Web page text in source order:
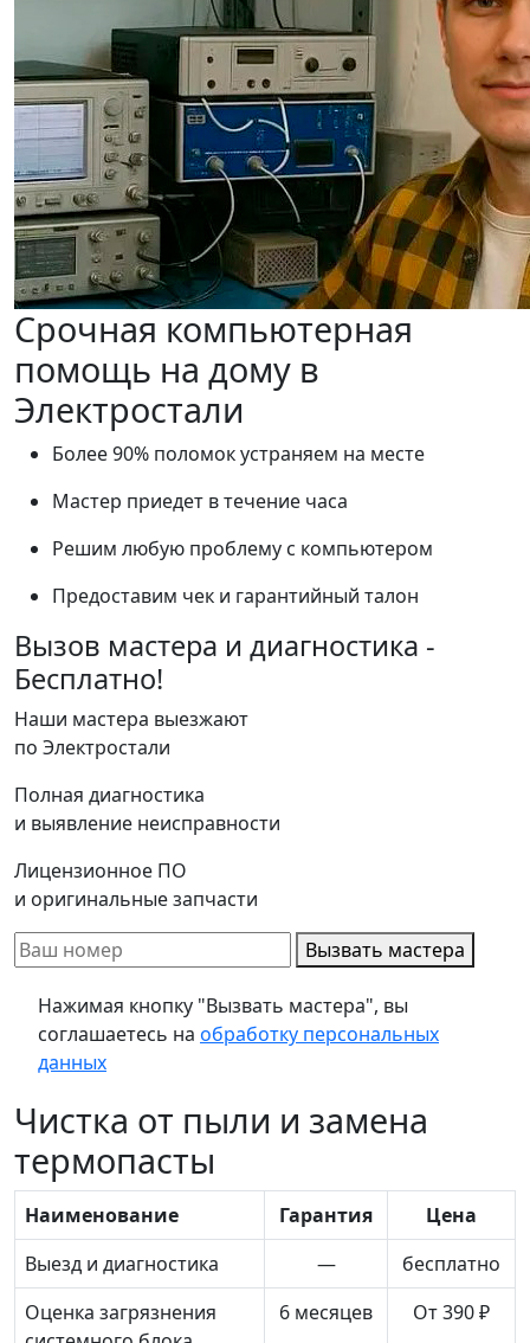
Срочная компьютерная
помощь на дому в
Электростали
Более 90% поломок устраняем на месте
Мастер приедет в течение часа
Решим любую проблему с компьютером
Предоставим чек и гарантийный талон
Вызов мастера и диагностика -
Бесплатно!
Наши мастера выезжают
по Электростали
Полная диагностика
и выявление неисправности
Лицензионное ПО
и оригинальные запчасти
Вызвать мастера
Нажимая кнопку "Вызвать мастера", вы
соглашаетесь на обработку персональных
данных
Чистка от пыли и замена
термопасты
Наименование Гарантия
Цена
Выезд и диагностика
—
бесплатно
Оценка загрязнения
6 месяцев От 390 ₽